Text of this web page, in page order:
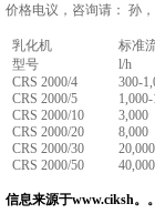
价格电议，咨询请： 孙
乳化机 标准
型号
l/h
CRS 2000/4
300-
CRS 2000/5
CRS 2000/10
3,000
CRS 2000/20
8,000
CRS 2000/30
20,000
CRS 2000/50
40,000
信息来源于www.ciksh。